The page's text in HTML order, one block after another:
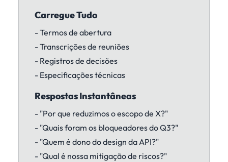
Carregue Tudo
- Termos de abertura
- Transcrições de reuniões
- Registros de decisões
- Especificações técnicas
Respostas Instantâneas
- "Por que reduzimos o escopo de X?"
- "Quais foram os bloqueadores do Q3?"
- "Quem é dono do design da API?"
- "Qual é nossa mitigação de riscos?"